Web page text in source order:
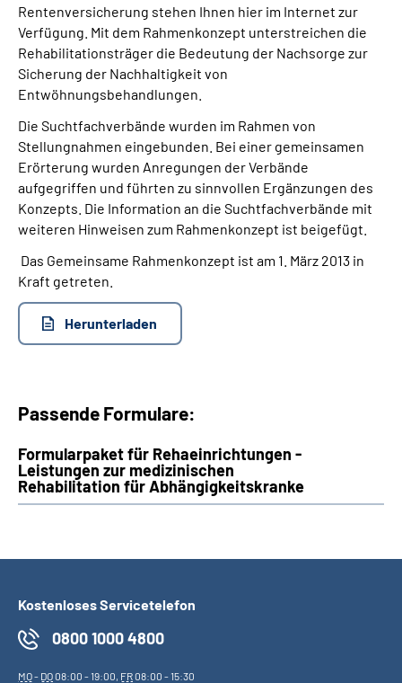
Rentenversicherung stehen Ihnen hier im Internet zur
Verfügung. Mit dem Rahmenkonzept unterstreichen die
Rehabilitationsträger die Bedeutung der Nachsorge zur
Sicherung der Nachhaltigkeit von
Entwöhnungsbehandlungen.
Die Suchtfachverbände wurden im Rahmen von
Stellungnahmen eingebunden. Bei einer gemeinsamen
Erörterung wurden Anregungen der Verbände
aufgegriffen und führten zu sinnvollen Ergänzungen des
Konzepts. Die Information an die Suchtfachverbände mit
weiteren Hinweisen zum Rahmenkonzept ist beigefügt.
Das Gemeinsame Rahmenkonzept ist am 1. März 2013 in
Kraft getreten.
Herunterladen
Passende Formulare:
Formularpaket für Rehaeinrichtungen -
Leistungen zur medizinischen
Rehabilitation für Abhängigkeitskranke
Kostenloses Servicetelefon
0800 1000 4800
MO- DO08:00 - 19:00, FR08:00 - 15:30